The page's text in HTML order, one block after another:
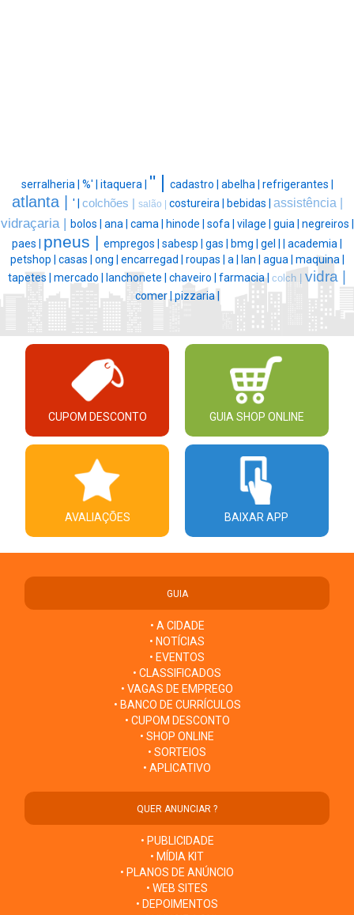
serralheria | %' | itaquera | " | cadastro | abelha | refrigerantes |
atlanta | ' | colchões | salão | costureira | bebidas | assistência |
vidraçaria | bolos | ana | cama | hinode | sofa | vilage | guia | negreiros |
paes | pneus | empregos | sabesp | gas | bmg | gel | | academia |
petshop | casas | ong | encarregad | roupas | a | lan | agua | maquina |
tapetes | mercado | lanchonete | chaveiro | farmacia | colch | vidra |
comer | pizzaria |
CUPOM DESCONTO GUIA SHOP ONLINE
AVALIAÇÕES BAIXAR APP
GUIA
• A CIDADE
• NOTÍCIAS
• EVENTOS
• CLASSIFICADOS
• VAGAS DE EMPREGO
• BANCO DE CURRÍCULOS
• CUPOM DESCONTO
• SHOP ONLINE
• SORTEIOS
• APLICATIVO
QUER ANUNCIAR ?
• PUBLICIDADE
• MÍDIA KIT
• PLANOS DE ANÚNCIO
• WEB SITES
• DEPOIMENTOS